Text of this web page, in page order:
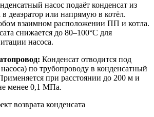
насос подаёт конденсат из
в деаэратор или напрямую в котёл.
взаимном расположении ПП и котла.
снижается до 80–100°C для
насоса.
Конденсат отводится под
по трубопроводу в конденсатный
при расстоянии до 200 м и
менее 0,1 МПа.
возврата конденсата